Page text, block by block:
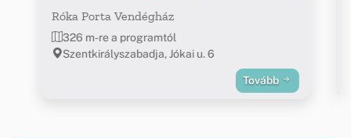
Róka Porta Vendégház
326 m-re a programtól
Szentkirályszabadja, Jókai u. 6
Tovább